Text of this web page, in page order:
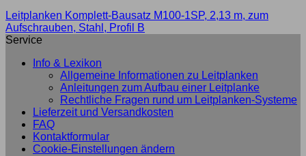
Leitplanken Komplett-Bausatz M100-1SP, 2,13 m, zum
Aufschrauben, Stahl, Profil B
Service
Info & Lexikon
Allgemeine Informationen zu Leitplanken
Anleitungen zum Aufbau einer Leitplanke
Rechtliche Fragen rund um Leitplanken-Systeme
Lieferzeit und Versandkosten
FAQ
Kontaktformular
Cookie-Einstellungen ändern